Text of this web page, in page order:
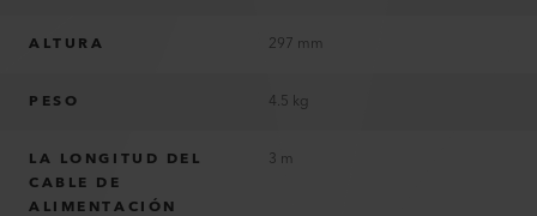
ALTURA 297 mm
PESO 4.5 kg
LA LONGITUD DEL
CABLE DE
ALIMENTACIÓN
3 m